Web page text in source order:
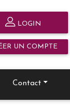
LOGIN
UN COMPTE
Contact